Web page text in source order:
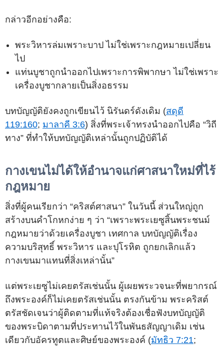
กล่าวอีกอย่างคือ:
พระวิหารล่มเพราะบาป ไม่ใช่เพราะกฎหมายเปลี่ยน
ไป
แท่นบูชาถูกนำออกไปเพราะการพิพากษา ไม่ใช่เพราะ
เครื่องบูชากลายเป็นสิ่งอธรรม
บทบัญญัติยังคงถูกเขียนไว้ นิรันดร์ดังเดิม (สดุดี
119:160; มาลาคี 3:6) สิ่งที่พระเจ้าทรงนำออกไปคือ “วิถี
ทาง” ที่ทำให้บทบัญญัติเหล่านั้นถูกปฏิบัติได้
กางเขนไม่ได้ให้อำนาจแก่ศาสนาใหม่ที่ไร้
กฎหมาย
สิ่งที่ผู้คนเรียกว่า “คริสต์ศาสนา” ในวันนี้ ส่วนใหญ่ถูก
สร้างบนคำโกหกง่าย ๆ ว่า “เพราะพระเยซูสิ้นพระชนม์
กฎหมายว่าด้วยเครื่องบูชา เทศกาล บทบัญญัติเรื่อง
ความบริสุทธิ์ พระวิหาร และปุโรหิต ถูกยกเลิกแล้ว
กางเขนมาแทนที่สิ่งเหล่านั้น”
แต่พระเยซูไม่เคยตรัสเช่นนั้น ผู้เผยพระวจนะที่พยากรณ์
ถึงพระองค์ก็ไม่เคยตรัสเช่นนั้น ตรงกันข้าม พระคริสต์
ตรัสชัดเจนว่าผู้ติดตามที่แท้จริงต้องเชื่อฟังบทบัญญัติ
ของพระบิดาตามที่ประทานไว้ในพันธสัญญาเดิม เช่น
เดียวกับอัครทูตและศิษย์ของพระองค์ (มัทธิว 7:21;